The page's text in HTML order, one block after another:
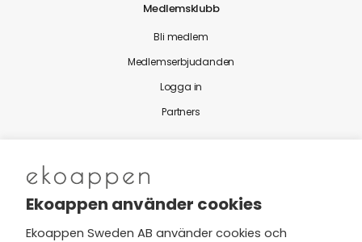
Medlemsklubb
Bli medlem
Medlemserbjudanden
Logga in
Partners
Nytt från Ekoappen
Ekoappen använder cookies
Ekoappen Sweden AB använder cookies och